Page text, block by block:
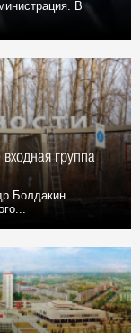
В
группа
Болдакин